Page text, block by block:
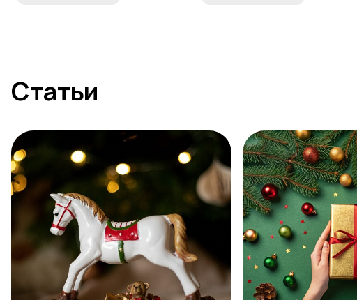
Статьи